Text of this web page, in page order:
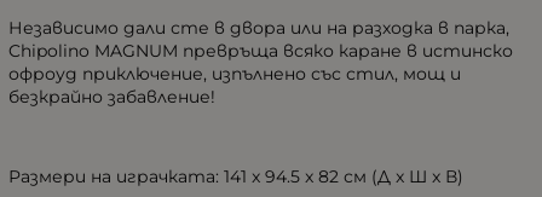
Независимо дали сте в двора или на разходка в парка,
Chipolino MAGNUM превръща всяко каране в истинско
офроуд приключение, изпълнено със стил, мощ и
безкрайно забавление!
Размери на играчката: 141 x 94.5 x 82 см (Д x Ш x В)